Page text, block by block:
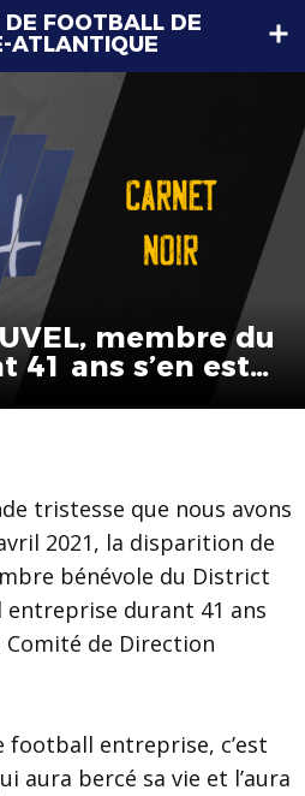
FOOTBALL DE
ATLANTIQUE
membre du
ans s’en est
tristesse que nous avons
2021, la disparition de
bénévole du District
durant 41 ans
de Direction
football entreprise, c’est
aura bercé sa vie et l’aura